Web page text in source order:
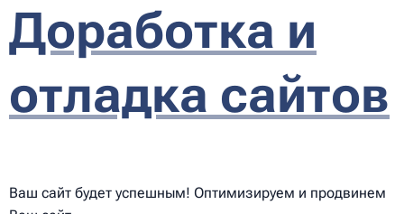
Доработка и
отладка сайтов
Ваш сайт будет успешным! Оптимизируем и продвинем